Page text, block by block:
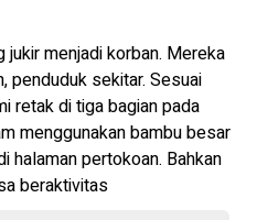
menjadi korban. Mereka
penduduk sekitar. Sesuai
retak di tiga bagian pada
menggunakan bambu besar
halaman pertokoan. Bahkan
beraktivitas